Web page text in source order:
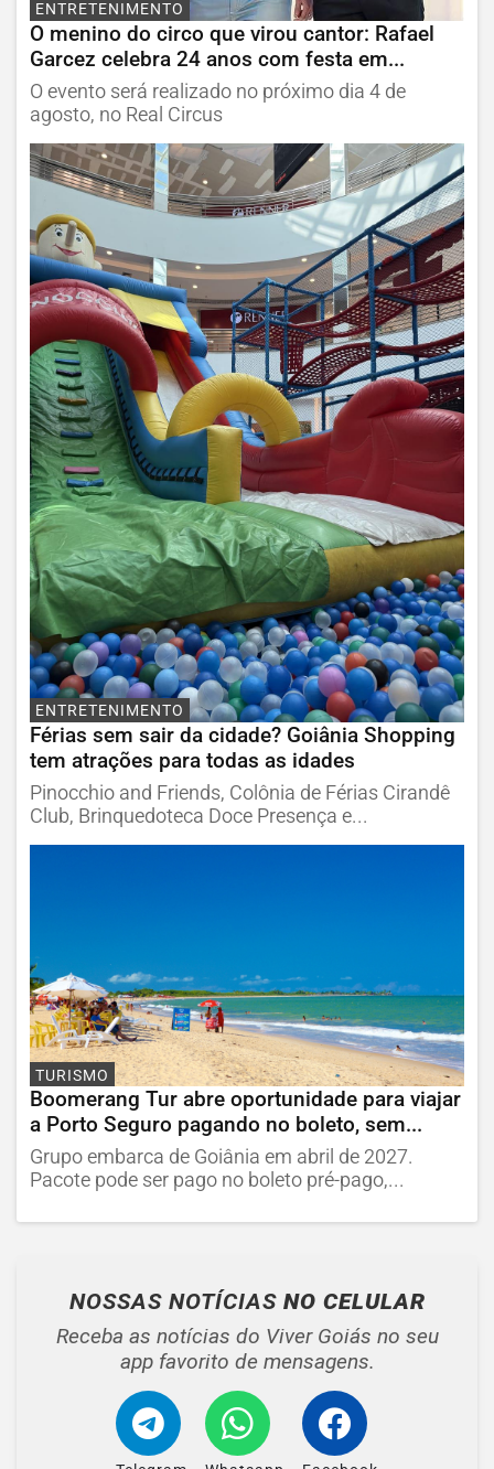
ENTRETENIMENTO
O menino do circo que virou cantor: Rafael
Garcez celebra 24 anos com festa em...
O evento será realizado no próximo dia 4 de
agosto, no Real Circus
ENTRETENIMENTO
Férias sem sair da cidade? Goiânia Shopping
tem atrações para todas as idades
Pinocchio and Friends, Colônia de Férias Cirandê
Club, Brinquedoteca Doce Presença e...
TURISMO
Boomerang Tur abre oportunidade para viajar
a Porto Seguro pagando no boleto, sem...
Grupo embarca de Goiânia em abril de 2027.
Pacote pode ser pago no boleto pré-pago,...
NOSSAS NOTÍCIAS NO CELULAR
Receba as notícias do Viver Goiás no seu
app favorito de mensagens.